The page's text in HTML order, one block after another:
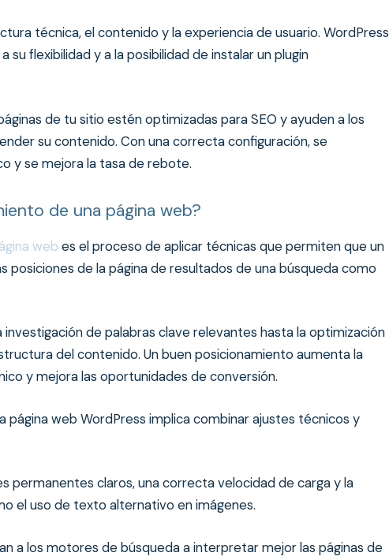
técnica, el contenido y la experiencia de usuario. WordPress
su flexibilidad y a la posibilidad de instalar un plugin
de tu sitio estén optimizadas para SEO y ayuden a los
su contenido. Con una correcta configuración, se
y se mejora la tasa de rebote.
de una página web?
web es el proceso de aplicar técnicas que permiten que un
posiciones de la página de resultados de una búsqueda como
de palabras clave relevantes hasta la optimización
del contenido. Un buen posicionamiento aumenta la
y mejora las oportunidades de conversión.
página web WordPress implica combinar ajustes técnicos y
permanentes claros, una correcta velocidad de carga y la
el uso de texto alternativo en imágenes.
a los motores de búsqueda a interpretar mejor las páginas de